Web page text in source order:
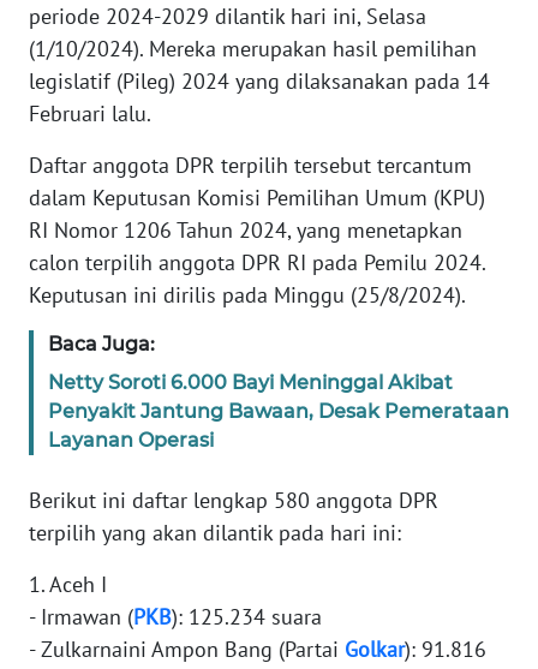
periode 2024-2029 dilantik hari ini, Selasa
(1/10/2024). Mereka merupakan hasil pemilihan
legislatif (Pileg) 2024 yang dilaksanakan pada 14
Februari lalu.
Daftar anggota DPR terpilih tersebut tercantum
dalam Keputusan Komisi Pemilihan Umum (KPU)
RI Nomor 1206 Tahun 2024, yang menetapkan
calon terpilih anggota DPR RI pada Pemilu 2024.
Keputusan ini dirilis pada Minggu (25/8/2024).
Baca Juga:
Netty Soroti 6.000 Bayi Meninggal Akibat
Penyakit Jantung Bawaan, Desak Pemerataan
Layanan Operasi
Berikut ini daftar lengkap 580 anggota DPR
terpilih yang akan dilantik pada hari ini:
1. Aceh I
- Irmawan (PKB): 125.234 suara
- Zulkarnaini Ampon Bang (Partai Golkar): 91.816
KONTAK
KAMI
INFO
TENTANG
KAMI
PEDOMAN
SIBER
REDAKSI
DISCLAIMER
Wahana
News
Regional